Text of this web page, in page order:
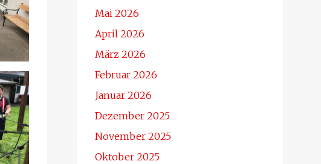
Mai 2026
April 2026
März 2026
Februar 2026
Januar 2026
Dezember 2025
November 2025
Oktober 2025